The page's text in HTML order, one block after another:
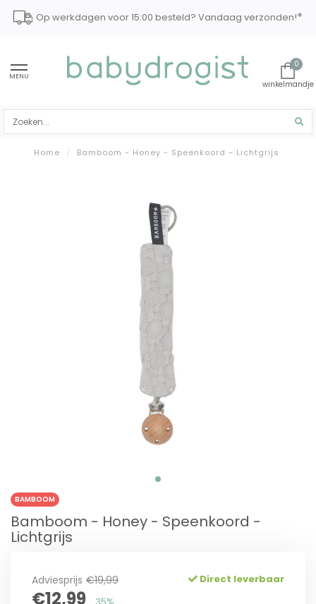
Op werkdagen voor 15:00 besteld? Vandaag verzonden!*
MENU
0
Home / Bamboom - Honey - Speenkoord - Lichtgrijs
BAMBOOM
Bamboom - Honey - Speenkoord -
Lichtgrijs
Adviesprijs €19,99
€12,99
Direct leverbaar